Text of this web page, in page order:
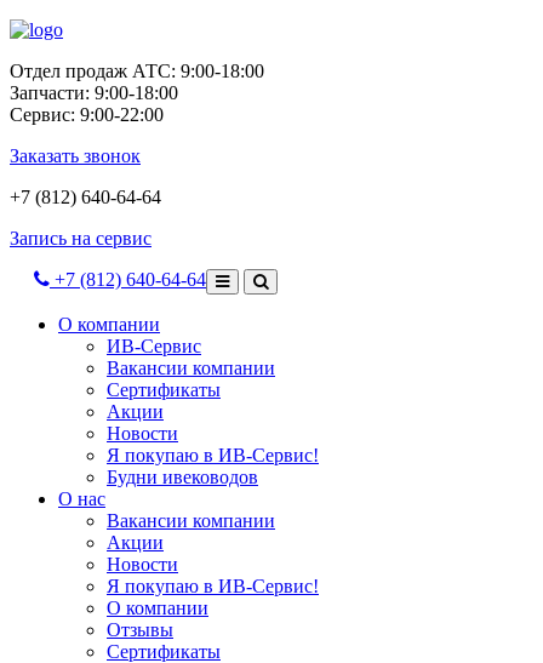
Отдел продаж АТС: 9:00-18:00
Запчасти: 9:00-18:00
Сервис: 9:00-22:00
Заказать звонок
+7 (812) 640-64-64
Запись на сервис
+7 (812) 640-64-64
О компании
ИВ-Сервис
Вакансии компании
Сертификаты
Акции
Новости
Я покупаю в ИВ-Сервис!
Будни ивеководов
О нас
Вакансии компании
Акции
Новости
Я покупаю в ИВ-Сервис!
О компании
Отзывы
Сертификаты